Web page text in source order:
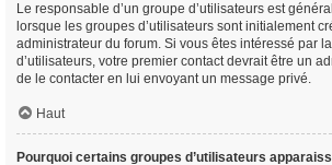
Le responsable d’un groupe d’utilisateurs est
lorsque les groupes d’utilisateurs sont initialement
administrateur du forum. Si vous êtes intéressé par
d’utilisateurs, votre premier contact devrait être un
de le contacter en lui envoyant un message privé.
Haut
Pourquoi certains groupes d’utilisateurs